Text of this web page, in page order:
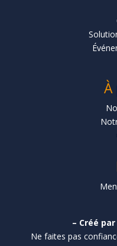
À
– Créé
Ne faites pas